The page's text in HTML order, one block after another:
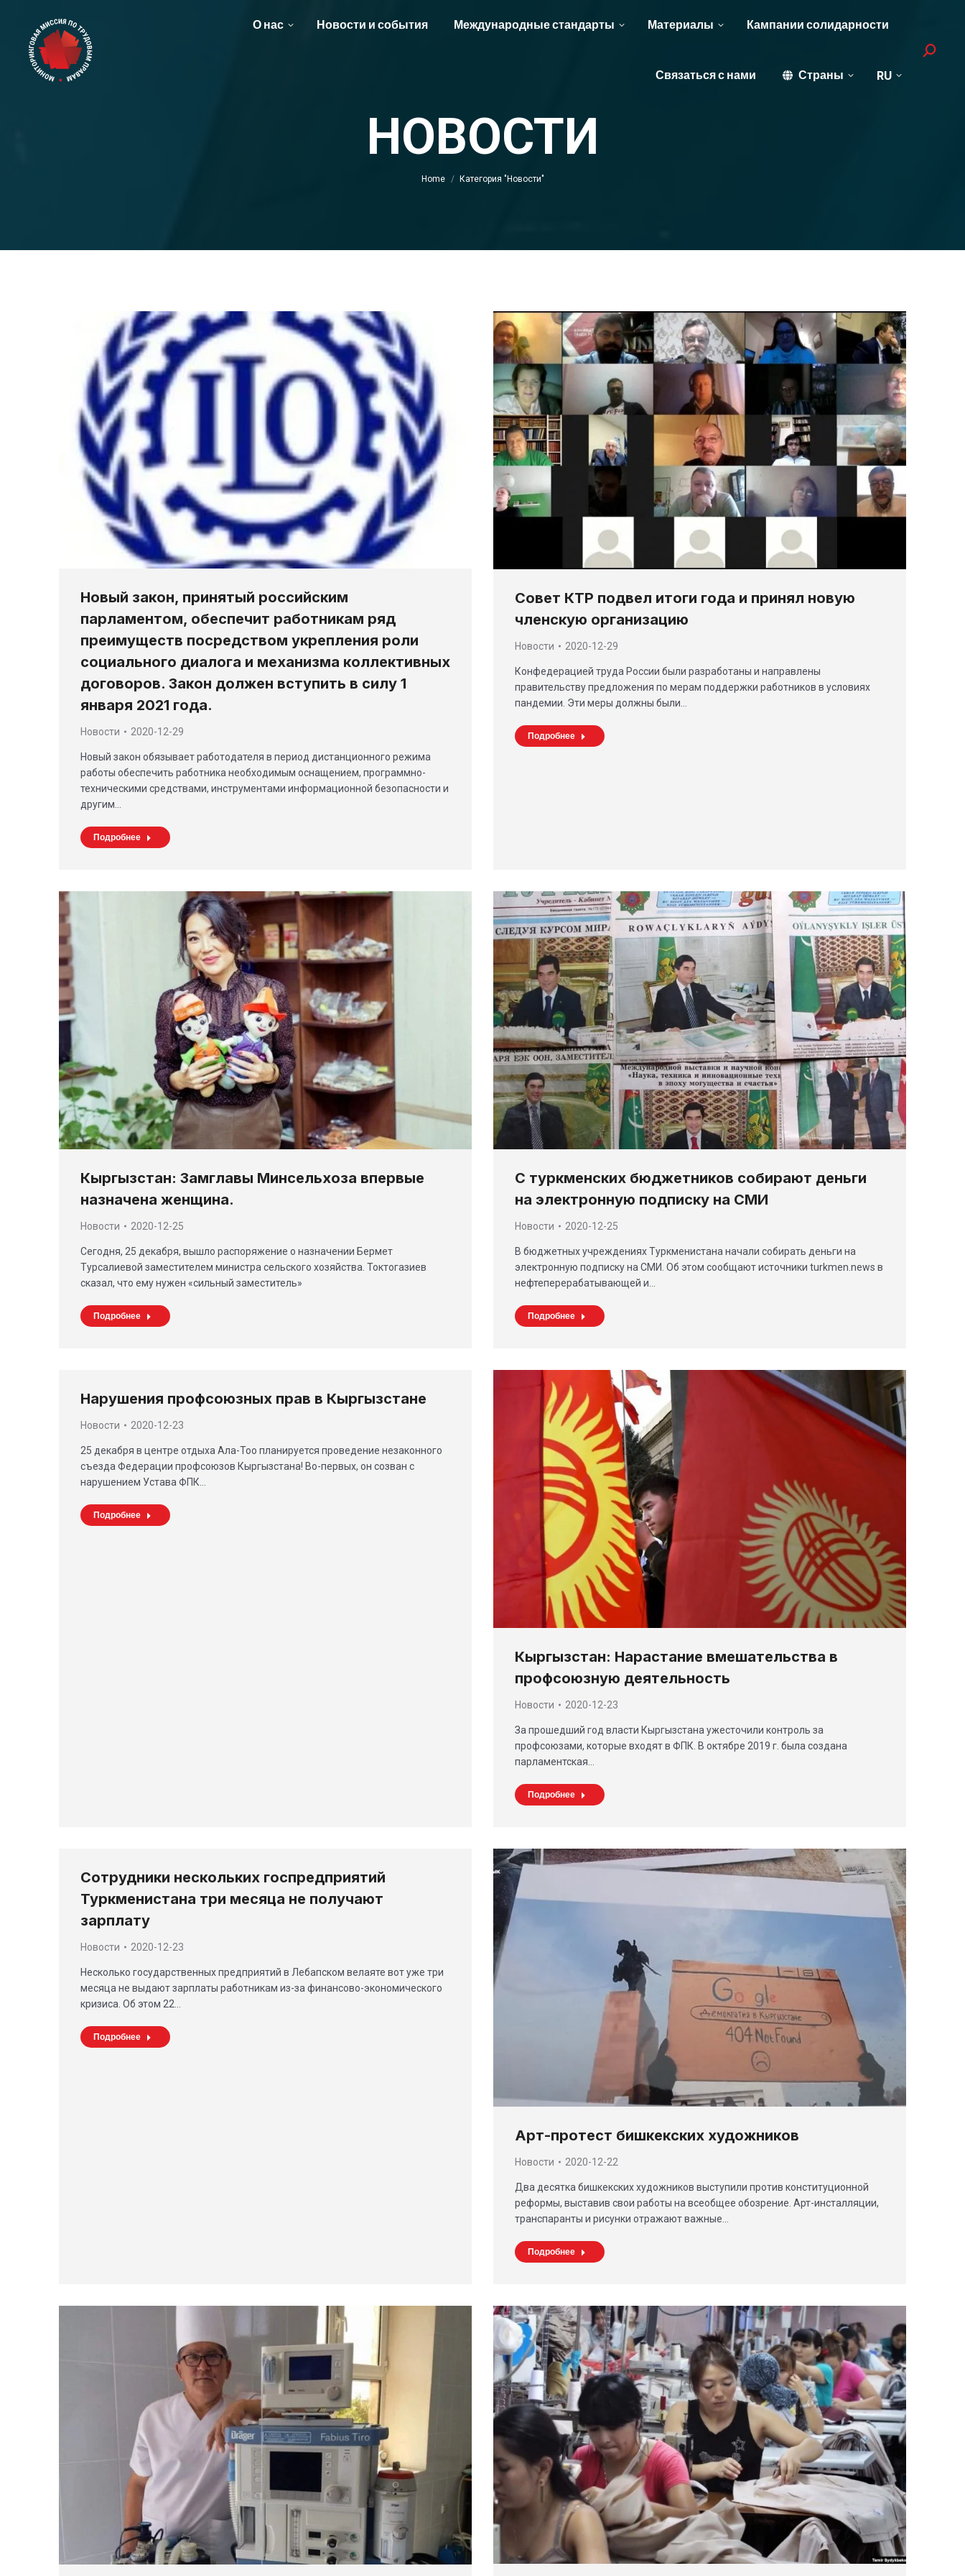
О нас Новости и события Международные стандарты Материалы Кампании солидарности
Связаться с нами Страны RU
Search:
НОВОСТИ
You are here:
Home Категория "Новости"
Новый закон, принятый российским
парламентом, обеспечит работникам ряд
преимуществ посредством укрепления роли
социального диалога и механизма коллективных
договоров. Закон должен вступить в силу 1
января 2021 года.
Новости 2020-12-29
Новый закон обязывает работодателя в период дистанционного режима
работы обеспечить работника необходимым оснащением, программно-
техническими средствами, инструментами информационной безопасности и
другим…
Подробнее
Совет КТР подвел итоги года и принял новую
членскую организацию
Новости 2020-12-29
Конфедерацией труда России были разработаны и направлены
правительству предложения по мерам поддержки работников в условиях
пандемии. Эти меры должны были…
Подробнее
Кыргызстан: Замглавы Минсельхоза впервые
назначена женщина.
Новости 2020-12-25
Сегодня, 25 декабря, вышло распоряжение о назначении Бермет
Турсалиевой заместителем министра сельского хозяйства. Токтогазиев
сказал, что ему нужен «сильный заместитель»
Подробнее
С туркменских бюджетников собирают деньги
на электронную подписку на СМИ
Новости 2020-12-25
В бюджетных учреждениях Туркменистана начали собирать деньги на
электронную подписку на СМИ. Об этом сообщают источники turkmen.news в
нефтеперерабатывающей и…
Подробнее
Нарушения профсоюзных прав в Кыргызстане
Новости 2020-12-23
25 декабря в центре отдыха Ала-Тоо планируется проведение незаконного
съезда Федерации профсоюзов Кыргызстана! Во-первых, он созван с
нарушением Устава ФПК…
Подробнее
Кыргызстан: Нарастание вмешательства в
профсоюзную деятельность
Новости 2020-12-23
За прошедший год власти Кыргызстана ужесточили контроль за
профсоюзами, которые входят в ФПК. В октябре 2019 г. была создана
парламентская…
Подробнее
Сотрудники нескольких госпредприятий
Туркменистана три месяца не получают
зарплату
Новости 2020-12-23
Несколько государственных предприятий в Лебапском велаяте вот уже три
месяца не выдают зарплаты работникам из-за финансово-экономического
кризиса. Об этом 22…
Подробнее
Арт-протест бишкекских художников
Новости 2020-12-22
Два десятка бишкекских художников выступили против конституционной
реформы, выставив свои работы на всеобщее обозрение. Арт-инсталляции,
транспаранты и рисунки отражают важные…
Подробнее